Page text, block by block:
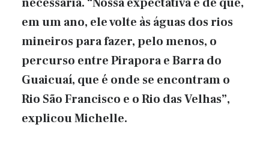
em um ano, ele volte às águas dos rios
mineiros para fazer, pelo menos, o
percurso entre Pirapora e Barra do
Guaicuaí, que é onde se encontram o
Rio São Francisco e o Rio das Velhas”,
explicou Michelle.